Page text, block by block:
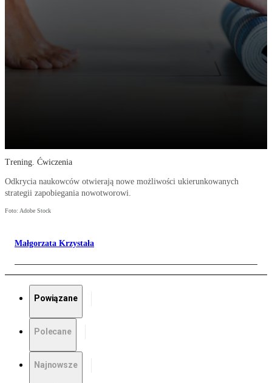
Trening. Ćwiczenia
Odkrycia naukowców otwierają nowe możliwości ukierunkowanych
strategii zapobiegania nowotworowi.
Foto: Adobe Stock
Małgorzata Krzystała
Powiązane
Polecane
Najnowsze